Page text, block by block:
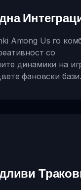
Among Us го
со
динамики на
фановски бази.